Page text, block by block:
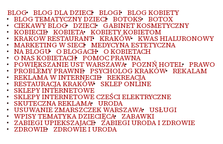
BLOG BLOG DLA DZIECI BLOGI BLOG KOBIETY
BLOG TEMATYCZNY DZIECI BOTOKS BOTOX
CIEKAWY BLOG DZIECI GABINET KOSMETYCZNY
KOBIECIE KOBIETA KOBIETY KOBIETOM
KRAKOW RESTAURANT KRAKÓW KWAS HIALURONOWY
MARKETING W SIECI MEDYCYNA ESTETYCZNA
NA BLOGU O BLOGACH O KOBIETACH
O NAS KOBIETACH POMOC PRAWNA
POWIĘKSZANIE UST WARSZAWA POZNŃ HOTEL PRAWO
PROBLEMY PRAWNE PSYCHOLOG KRAKÓW REKALAM
REKLAMA W INTERNECIE REKREACJA
RESTAURACJA KRAKÓW SKLEP ONLINE
SKLEPY INTERNETOWE
SKLEPY INTERNETOWE CZEŚCI ELEKTRYCZNE
SKUTECZNA REKLAMA URODA
USUWANIE ZMARSZCZEK WARSZAWA USŁUGI
WPISY TEMATYKA DZIECIĘCA ZABAWKI
ZABIEGI UPIEKSZAJACE ZABIEGI URODA I ZDROWIE
ZDROWIE ZDROWIE I URODA